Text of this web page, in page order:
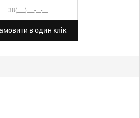
в один клік